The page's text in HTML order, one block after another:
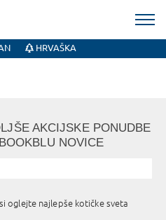
HRVAŠKA
AKCIJSKE PONUDBE
NOVICE
oglejte najlepše kotičke sveta